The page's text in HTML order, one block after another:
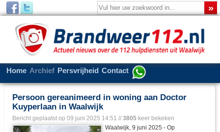
Home Archief Persvrijheid Contact
Persoon gereanimeerd in woning aan Doctor
Kuyperlaan in Waalwijk
Bericht geplaatst op 09 juni 2025 14:51 // 3805 keer bekeken
Waalwijk, 9 juni 2025 - Op